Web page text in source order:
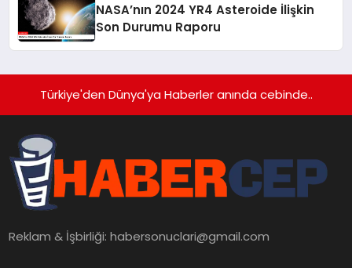
NASA’nın 2024 YR4 Asteroide İlişkin
Son Durumu Raporu
Türkiye'den Dünya'ya Haberler anında cebinde..
Reklam & İşbirliği:habersonuclari@gmail.com